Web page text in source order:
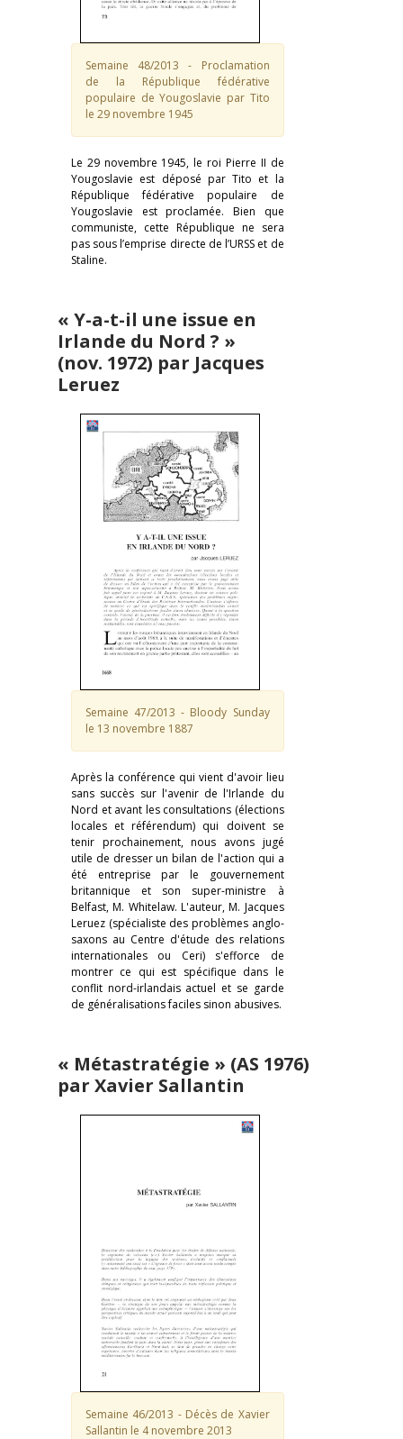
Semaine 48/2013 - Proclamation
de la République fédérative
populaire de Yougoslavie par Tito
le 29 novembre 1945
Le 29 novembre 1945, le roi Pierre II de
Yougoslavie est déposé par Tito et la
République fédérative populaire de
Yougoslavie est proclamée. Bien que
communiste, cette République ne sera
pas sous l’emprise directe de l’URSS et de
Staline.
« Y-a-t-il une issue en
Irlande du Nord ? »
(nov. 1972) par Jacques
Leruez
Semaine 47/2013 - Bloody Sunday
le 13 novembre 1887
Après la conférence qui vient d'avoir lieu
sans succès sur l'avenir de l'Irlande du
Nord et avant les consultations (élections
locales et référendum) qui doivent se
tenir prochainement, nous avons jugé
utile de dresser un bilan de l'action qui a
été entreprise par le gouvernement
britannique et son super-ministre à
Belfast, M. Whitelaw. L'auteur, M. Jacques
Leruez (spécialiste des problèmes anglo-
saxons au Centre d'étude des relations
internationales ou Ceri) s'efforce de
montrer ce qui est spécifique dans le
conflit nord-irlandais actuel et se garde
de généralisations faciles sinon abusives.
« Métastratégie » (AS 1976)
par Xavier Sallantin
Semaine 46/2013 - Décès de Xavier
Sallantin le 4 novembre 2013